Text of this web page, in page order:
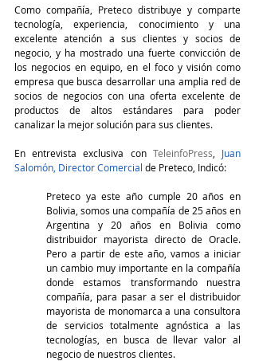
Como compañía, Preteco distribuye y comparte
tecnología, experiencia, conocimiento y una
excelente atención a sus clientes y socios de
negocio, y ha mostrado una fuerte convicción de
los negocios en equipo, en el foco y visión como
empresa que busca desarrollar una amplia red de
socios de negocios con una oferta excelente de
productos de altos estándares para poder
canalizar la mejor solución para sus clientes.
En entrevista exclusiva con TeleinfoPress
Juan
Salomón, Director Comercial de Preteco, Indicó:
Preteco ya este año cumple 20 años en
Bolivia, somos una compañía de 25 años en
Argentina y 20 años en Bolivia como
distribuidor mayorista directo de Oracle.
Pero a partir de este año, vamos a iniciar
un cambio muy importante en la compañía
donde estamos transformando nuestra
compañía, para pasar a ser el distribuidor
mayorista de monomarca a una consultora
de servicios totalmente agnóstica a las
tecnologías, en busca de llevar valor al
negocio de nuestros clientes.